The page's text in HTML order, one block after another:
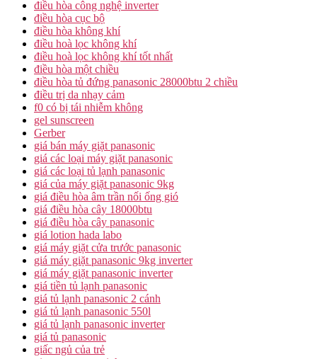
điều hòa công nghệ inverter
điều hòa cục bộ
điều hòa không khí
điều hoà lọc không khí
điều hoà lọc không khí tốt nhất
điều hòa một chiều
điều hòa tủ đứng panasonic 28000btu 2 chiều
điều trị da nhạy cảm
f0 có bị tái nhiễm không
gel sunscreen
Gerber
giá bán máy giặt panasonic
giá các loại máy giặt panasonic
giá các loại tủ lạnh panasonic
giá của máy giặt panasonic 9kg
giá điều hòa âm trần nối ống gió
giá điều hòa cây 18000btu
giá điều hòa cây panasonic
giá lotion hada labo
giá máy giặt cửa trước panasonic
giá máy giặt panasonic 9kg inverter
giá máy giặt panasonic inverter
giá tiền tủ lạnh panasonic
giá tủ lạnh panasonic 2 cánh
giá tủ lạnh panasonic 550l
giá tủ lạnh panasonic inverter
giá tủ panasonic
giấc ngủ của trẻ